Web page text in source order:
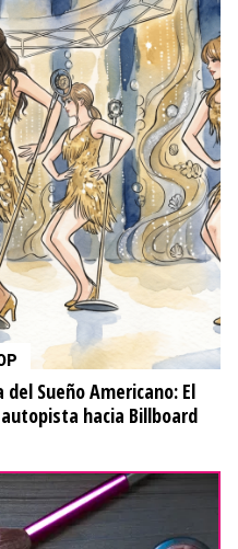
Sueño Americano: El
hacia Billboard